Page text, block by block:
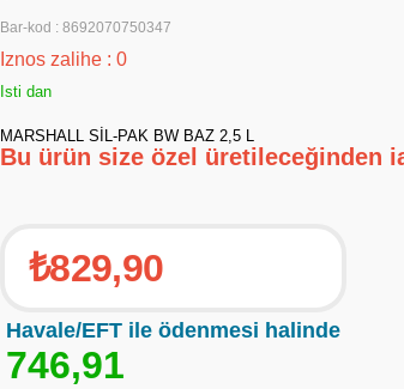
Bar-kod : 8692070750347
Iznos zalihe : 0
Isti dan
MARSHALL SİL-PAK BW BAZ 2,5 L
Bu ürün size özel üretileceğinden
₺829,90
Havale/EFT ile ödenmesi halinde
746,91